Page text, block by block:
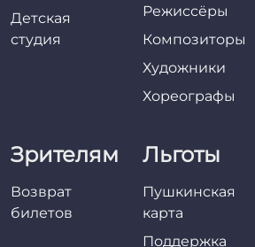
Детская
студия
Режиссёры
Композиторы
Художники
Хореографы
Зрителям
Возврат
билетов
Льготы
Пушкинская
карта
Поддержка